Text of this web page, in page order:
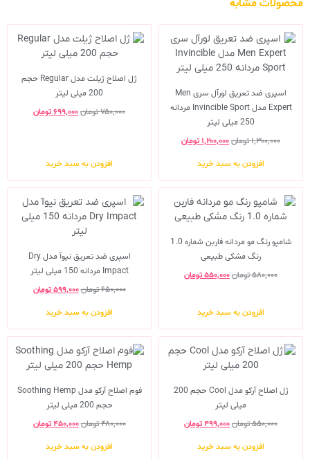
محصولات مشابه
اسپری ضد تعریق لورآل سری Men
Expert مدل Invincible Sport مردانه
250 میلی لیتر
۱,۳۰۰,۰۰۰تومان۱,۲۰۰,۰۰۰ تومان
افزودن به سبد خرید
ژل اصلاح ژیلت مدل Regular حجم
200 میلی لیتر
۷۵۰,۰۰۰تومان۶۹۹,۰۰۰تومان
افزودن به سبد خرید
شامپو رنگ مو مردانه فاربن شماره 1.0
رنگ مشکی طبیعی
۵۸۰,۰۰۰تومان۵۵۰,۰۰۰تومان
افزودن به سبد خرید
اسپری ضد تعریق نیوآ مدل Dry
Impact مردانه 150 میلی لیتر
۶۵۰,۰۰۰تومان۵۹۹,۰۰۰ تومان
افزودن به سبد خرید
ژل اصلاح آرکو مدل Cool حجم 200
میلی لیتر
۵۵۰,۰۰۰تومان۴۹۹,۰۰۰تومان
افزودن به سبد خرید
فوم اصلاح آرکو مدل Soothing Hemp
حجم 200 میلی لیتر
۴۸۰,۰۰۰تومان۴۵۰,۰۰۰ تومان
افزودن به سبد خرید